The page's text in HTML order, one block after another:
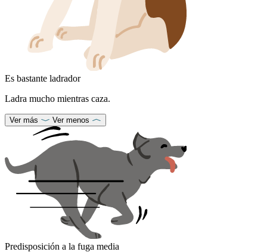
Es bastante ladrador
Ladra mucho mientras caza.
Ver más Ver menos
Predisposición a la fuga media